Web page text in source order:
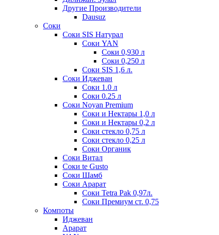
Другие Производители
Dausuz
Соки
Соки SIS Натурал
Соки YAN
Соки 0,930 л
Соки 0,250 л
Соки SIS 1,6 л.
Соки Иджеван
Соки 1.0 л
Соки 0.25 л
Соки Noyan Premium
Соки и Нектары 1,0 л
Соки и Нектары 0,2 л
Соки стекло 0,75 л
Соки стекло 0,25 л
Соки Органик
Соки Витал
Соки te Gusto
Соки Шамб
Соки Арарат
Соки Tetra Pak 0,97л.
Соки Премиум ст. 0,75
Компоты
Иджеван
Арарат